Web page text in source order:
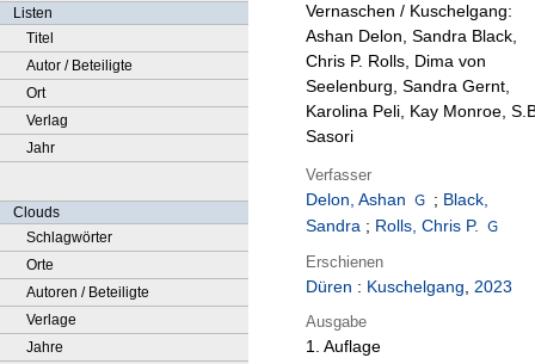
Listen
Titel
Autor / Beteiligte
Ort
Verlag
Jahr
Clouds
Schlagwörter
Orte
Autoren / Beteiligte
Verlage
Jahre
Vernaschen / Kuschelgang:
Ashan Delon, Sandra Black,
Chris P. Rolls, Dima von
Seelenburg, Sandra Gernt,
Karolina Peli, Kay Monroe,
Sasori
Verfasser
Delon, Ashan ; Black,
Sandra ; Rolls, Chris P.
Erschienen
Düren : Kuschelgang, 2023
Ausgabe
1. Auflage